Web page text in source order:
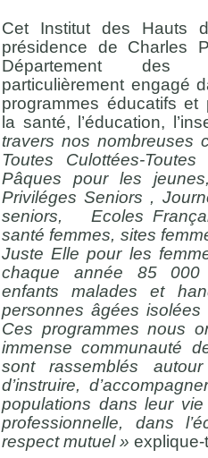
Cet Institut des Hauts
présidence de Charles
Département des
particulièrement engagé
programmes éducatifs et
la santé, l’éducation,
travers nos nombreuses
Toutes Culottées-
Pâques pour les
Priviléges Seniors ,
seniors, Ecoles
santé femmes, sites
Juste Elle pour les
chaque année 85 000
enfants malades et
personnes âgées
Ces programmes nous
immense communauté
sont rassemblés
d’instruire,
populations dans leur
professionnelle, dans
respect mutuel » explique-